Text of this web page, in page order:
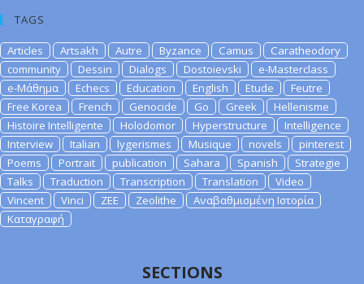
TAGS
Articles Artsakh Autre Byzance Camus
Caratheodory
community
Dessin Dialogs Dostoievski
e-Masterclass
e-Μάθημα
Echecs Education English Etude
Feutre
Free Korea
French Genocide Go Greek
Hellenisme
Histoire Intelligente
Holodomor Hyperstructure
Intelligence
Interview
Italian lygerismes Musique novels
pinterest
Poems
Portrait publication Sahara Spanish
Strategie
Talks
Traduction Transcription Translation
Video
Vincent
Vinci ZEE Zeolithe
Αναβαθμισμένη Ιστορία
Καταγραφή
SECTIONS